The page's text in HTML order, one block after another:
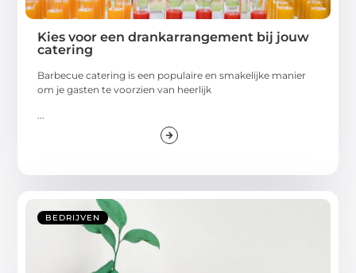
Kies voor een drankarrangement bij jouw
catering
Barbecue catering is een populaire en smakelijke manier
om je gasten te voorzien van heerlijk
BEDRIJVEN